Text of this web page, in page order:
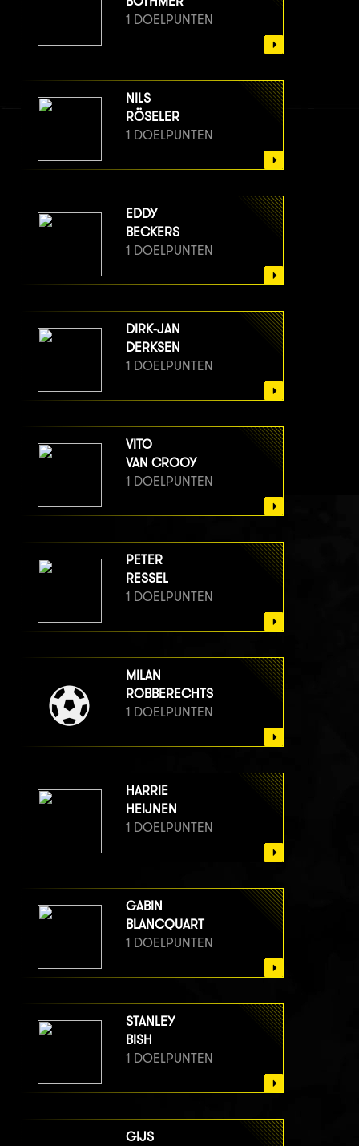
1 DOELPUNTEN
NILS
RÖSELER
1 DOELPUNTEN
EDDY
BECKERS
1 DOELPUNTEN
DIRK-JAN
DERKSEN
1 DOELPUNTEN
VITO
VAN CROOY
1 DOELPUNTEN
PETER
RESSEL
1 DOELPUNTEN
MILAN
ROBBERECHTS
1 DOELPUNTEN
HARRIE
HEIJNEN
1 DOELPUNTEN
GABIN
BLANCQUART
1 DOELPUNTEN
STANLEY
BISH
1 DOELPUNTEN
GIJS